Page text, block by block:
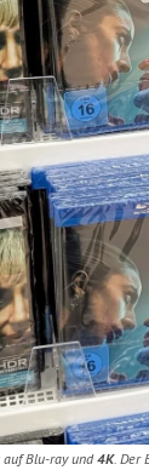
Blu-ray und4K. Der